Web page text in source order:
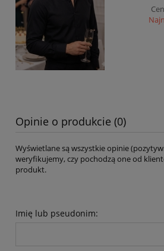
Opinie o produkcie (0)
Wyświetlane są wszystkie opinie
weryfikujemy, czy pochodzą one od
produkt.
Imię lub pseudonim: